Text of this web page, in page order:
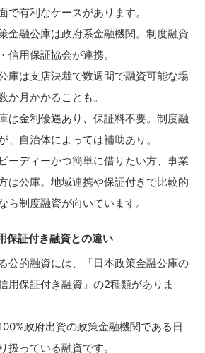
で有利なケースがあります。
金融公庫は政府系金融機関。制度融資
信用保証協会が連携。
庫は支店決裁で数週間で融資可能な場
か月かかることも。
は金利優遇あり、保証料不要。制度融
、自治体によっては補助あり。
ーディーかつ簡単に借りたい方、事業
は公庫。地域連携や保証付きで比較的
ら制度融資が向いています。
保証付き融資との違い
公的融資には、「日本政策金融公庫の
用保証付き融資」の2種類がありま
政府出資の政策金融機関である日
扱っている融資です。